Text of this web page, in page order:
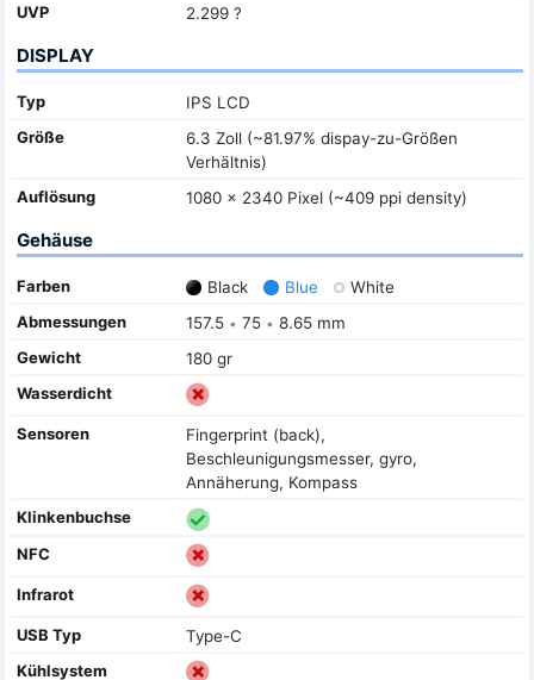
UVP 2.299 ?
DISPLAY
Typ
IPS LCD
Größe
6.3 Zoll (~81.97% dispay-zu-Größen
Verhältnis)
Auflösung
1080 x 2340 Pixel (~409 ppi density)
Gehäuse
Farben Black Blue
White
Abmessungen
157.5 • 75 • 8.65 mm
Gewicht
180 gr
Wasserdicht
Sensoren
Fingerprint (back),
Beschleunigungsmesser, gyro,
Annäherung, Kompass
Klinkenbuchse
NFC
Infrarot
USB Typ
Type-C
Kühlsystem